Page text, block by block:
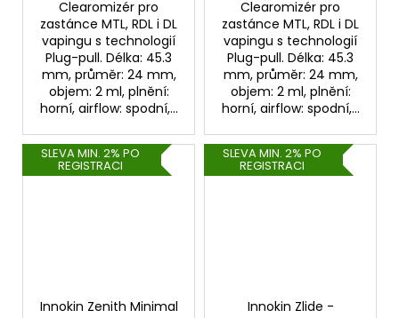
Clearomizér pro
zastánce MTL, RDL i DL
vapingu s technologií
Plug-pull. Délka: 45.3
mm, průměr: 24 mm,
objem: 2 ml, plnění:
horní, airflow: spodní,...
Clearomizér pro
zastánce MTL, RDL i DL
vapingu s technologií
Plug-pull. Délka: 45.3
mm, průměr: 24 mm,
objem: 2 ml, plnění:
horní, airflow: spodní,...
SLEVA MIN. 2% PO
REGISTRACI
Innokin Zenith Minimal
SLEVA MIN. 2% PO
REGISTRACI
Innokin Zlide -